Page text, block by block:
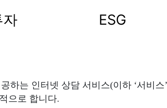
자 ESG
하는 인터넷 상담 서비스(이하 ‘서비
으로 합니다.